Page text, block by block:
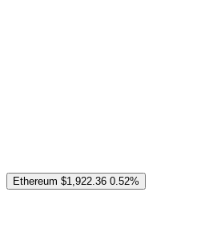
Ethereum $1,922.36 0.52%